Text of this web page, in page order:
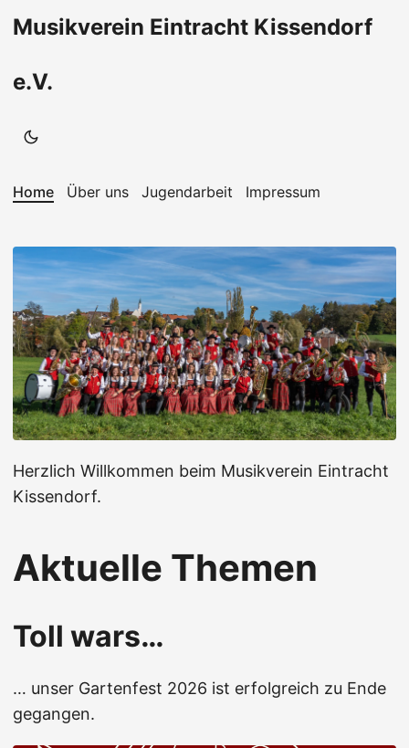
Musikverein Eintracht Kissendorf
e.V.
Home Über uns Jugendarbeit Impressum
Herzlich Willkommen beim Musikverein Eintracht
Kissendorf.
Aktuelle Themen
Toll wars…
… unser Gartenfest 2026 ist erfolgreich zu Ende
gegangen.